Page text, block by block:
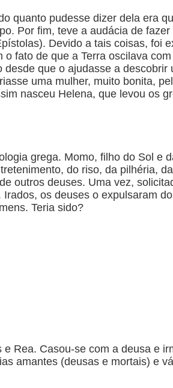
quanto pudesse dizer dela era
Por fim, teve a audácia de
Devido a tais coisas, foi
fato de que a Terra oscilava
que o ajudasse a
uma mulher, muito bonita,
nasceu Helena, que levou os
grega. Momo, filho do Sol e
do riso, da pilhéria,
outros deuses. Uma vez,
os deuses o expulsaram
Teria sido?
Rea. Casou-se com a deusa e
amantes (deusas e mortais) e